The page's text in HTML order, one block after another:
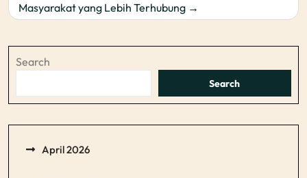
Masyarakat yang Lebih Terhubung
Search
Search
April 2026